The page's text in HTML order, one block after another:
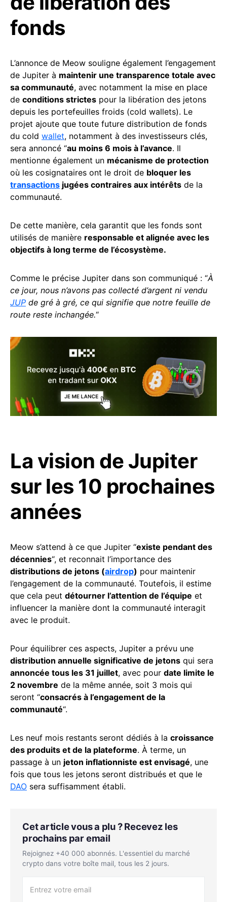
fonds
L’annonce de Meow souligne également l’engagement
de Jupiter à maintenir une transparence totale avec
sa communauté, avec notamment la mise en place
de conditions strictes pour la libération des jetons
depuis les portefeuilles froids (cold wallets). Le
projet ajoute que toute future distribution de fonds
du cold wallet, notamment à des investisseurs clés,
sera annoncé “au moins 6 mois à l’avance. Il
mentionne également un mécanisme de protection
où les cosignataires ont le droit de bloquer les
transactions jugées contraires aux intérêts de la
communauté.
De cette manière, cela garantit que les fonds sont
utilisés de manière responsable et alignée avec les
objectifs à long terme de l’écosystème.
Comme le précise Jupiter dans son communiqué : “À
ce jour, nous n’avons pas collecté d’argent ni vendu
JUP de gré à gré, ce qui signifie que notre feuille de
route reste inchangée.“
La vision de Jupiter
sur les 10 prochaines
années
Meow s’attend à ce que Jupiter “existe pendant des
décennies“, et reconnait l’importance des
distributions de jetons (airdrop) pour maintenir
l’engagement de la communauté. Toutefois, il estime
que cela peut détourner l’attention de l’équipe et
influencer la manière dont la communauté interagit
avec le produit.
Pour équilibrer ces aspects, Jupiter a prévu une
distribution annuelle significative de jetons qui sera
annoncée tous les 31 juillet, avec pour date limite le
2 novembre de la même année, soit 3 mois qui
seront “consacrés à l’engagement de la
communauté“.
Les neuf mois restants seront dédiés à la croissance
des produits et de la plateforme. À terme, un
passage à un jeton inflationniste est envisagé, une
fois que tous les jetons seront distribués et que le
DAO sera suffisamment établi.
Cet article vous a plu ? Recevez les
prochains par email
Rejoignez +40 000 abonnés. L'essentiel du marché
crypto dans votre boîte mail, tous les 2 jours.